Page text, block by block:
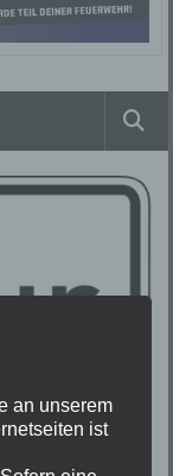
an unserem
ist